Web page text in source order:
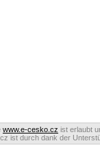
www.e-cesko.cz ist erlaubt
ist durch dank der